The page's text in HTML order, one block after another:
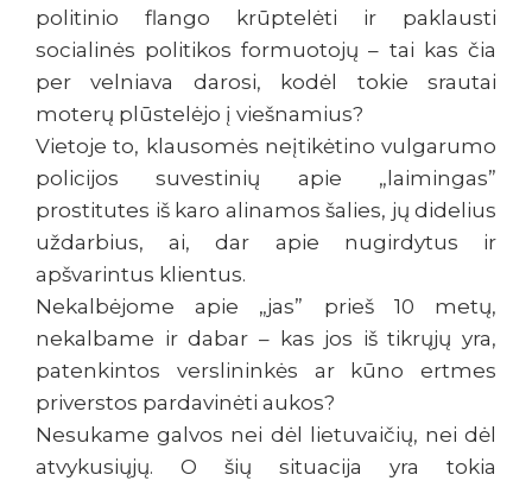
politinio flango krūptelėti ir paklausti
socialinės politikos formuotojų – tai kas čia
per velniava darosi, kodėl tokie srautai
moterų plūstelėjo į viešnamius?
Vietoje to, klausomės neįtikėtino vulgarumo
policijos suvestinių apie „laimingas”
prostitutes iš karo alinamos šalies, jų didelius
uždarbius, ai, dar apie nugirdytus ir
apšvarintus klientus.
Nekalbėjome apie „jas” prieš 10 metų,
nekalbame ir dabar – kas jos iš tikrųjų yra,
patenkintos verslininkės ar kūno ertmes
priverstos pardavinėti aukos?
Nesukame galvos nei dėl lietuvaičių, nei dėl
atvykusiųjų. O šių situacija yra tokia